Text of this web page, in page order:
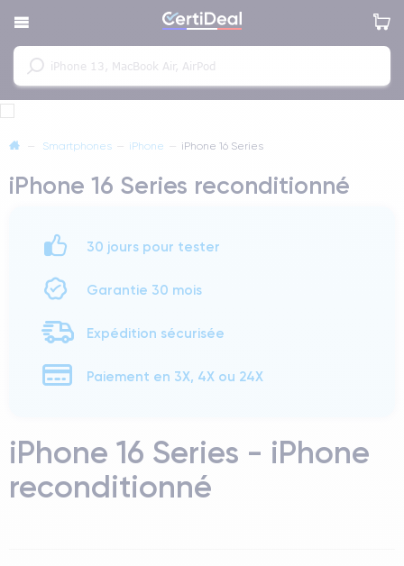
— Smartphones — iPhone — iPhone 16 Series
iPhone 16 Series reconditionné
30 jours pour tester
Garantie 30 mois
Expédition sécurisée
Paiement en 3X, 4X ou 24X
iPhone 16 Series - iPhone
reconditionné